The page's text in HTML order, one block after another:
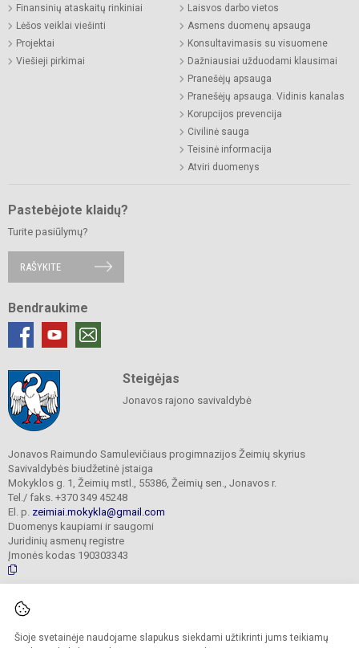
Šioje svetainėje naudojame slapukus siekdami užtikrinti jums teikiamų
Finansinių ataskaitų rinkiniai
Lėšos veiklai viešinti
Projektai
Viešieji pirkimai
Laisvos darbo vietos
Asmens duomenų apsauga
Konsultavimasis su visuomene
Dažniausiai užduodami klausimai
Pranešėjų apsauga
Pranešėjų apsauga. Vidinis kanalas
Korupcijos prevencija
Civilinė sauga
Teisinė informacija
Atviri duomenys
Pastebėjote klaidų?
Turite pasiūlymų?
RAŠYKITE
Bendraukime
Steigėjas
Jonavos rajono savivaldybė
Jonavos Raimundo Samulevičiaus progimnazijos Žeimių skyrius
Savivaldybės biudžetinė įstaiga
Mokyklos g. 1, Žeimių mstl., 55386, Žeimių sen., Jonavos r.
Tel./ faks. +370 349 45248
El. p. zeimiai.mokykla@gmail.com
Duomenys kaupiami ir saugomi
Juridinių asmenų registre
Įmonės kodas 190303343
© 2025. Jonavos Raimundo Samulevičiaus progimnazija Žeimių skyrius. Visos
Kopijuoti turinį be raštiško įstaigos administracijos sutikimo griežtai draudžiama.